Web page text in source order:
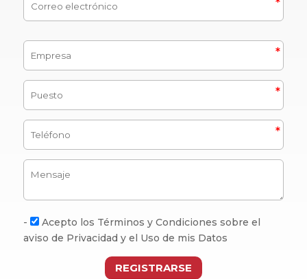
-
Acepto los Términos y Condiciones sobre el
aviso de Privacidad y el Uso de mis Datos
REGISTRARSE